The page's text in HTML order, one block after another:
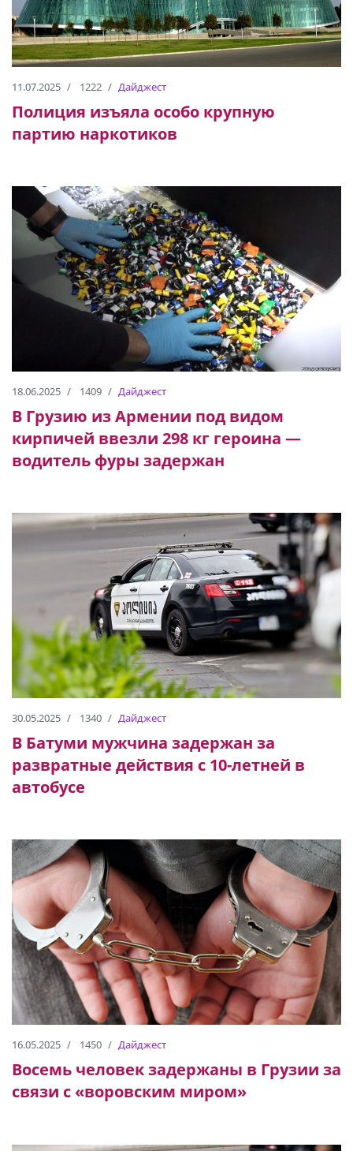
11.07.2025 1222 Дайджест
Полиция изъяла особо крупную
партию наркотиков
18.06.2025 1409 Дайджест
В Грузию из Армении под видом
кирпичей ввезли 298 кг героина —
водитель фуры задержан
30.05.2025 1340 Дайджест
В Батуми мужчина задержан за
развратные действия с 10-летней в
автобусе
16.05.2025 1450 Дайджест
Восемь человек задержаны в Грузии за
связи с «воровским миром»